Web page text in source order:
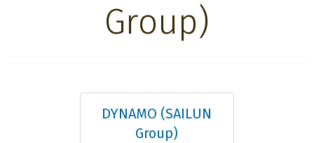
Group)
DYNAMO (SAILUN
Group)